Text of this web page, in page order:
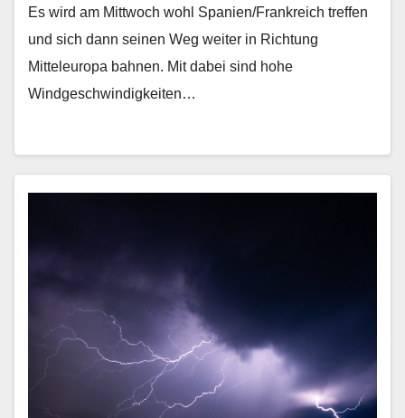
Es wird am Mittwoch wohl Spanien/Frankreich treffen
und sich dann seinen Weg weiter in Richtung
Mitteleuropa bahnen. Mit dabei sind hohe
Windgeschwindigkeiten…